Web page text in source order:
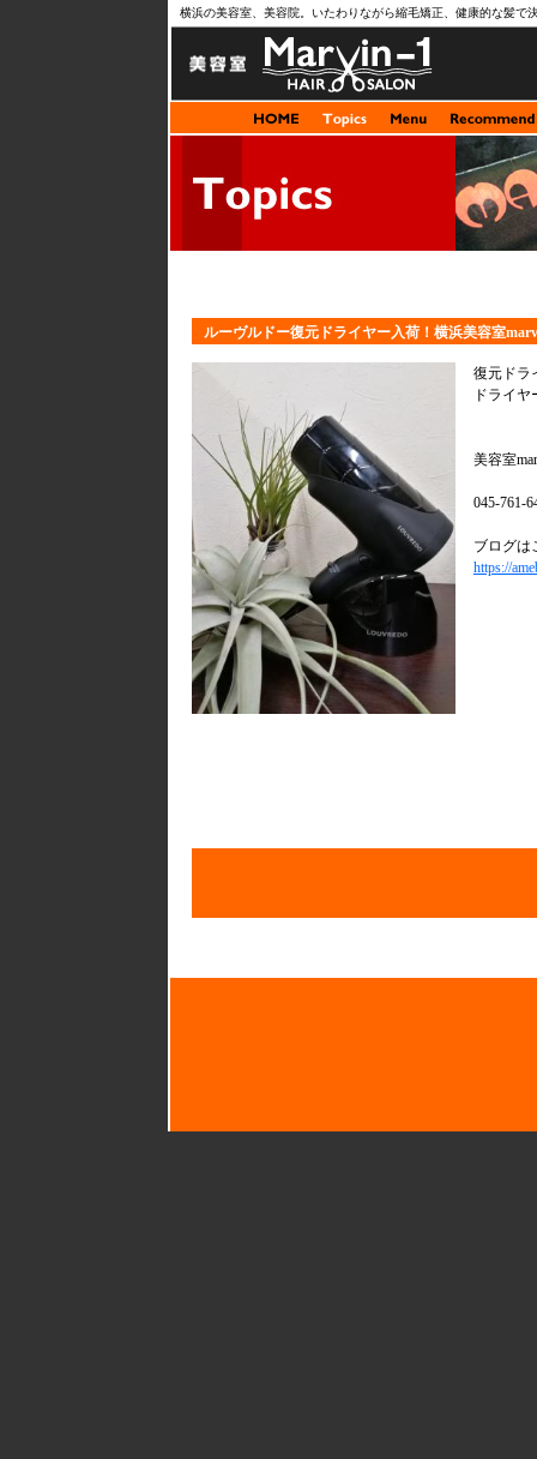
横浜の美容室、美容院。いたわりながら縮毛矯正、健康的な髪で
ルーヴルドー復元ドライヤー入荷！横浜美容室
復元ドラ
ドライ
美容室
045-761-
ブログは
https://